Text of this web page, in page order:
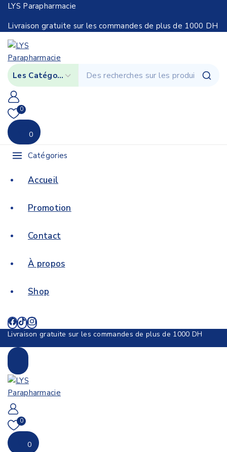
LYS Parapharmacie
Livraison gratuite sur les commandes de plus de 1000 DH
0
0
Catégories
Accueil
Promotion
Contact
À propos
Shop
Livraison gratuite sur les commandes de plus de 1000 DH
0
0